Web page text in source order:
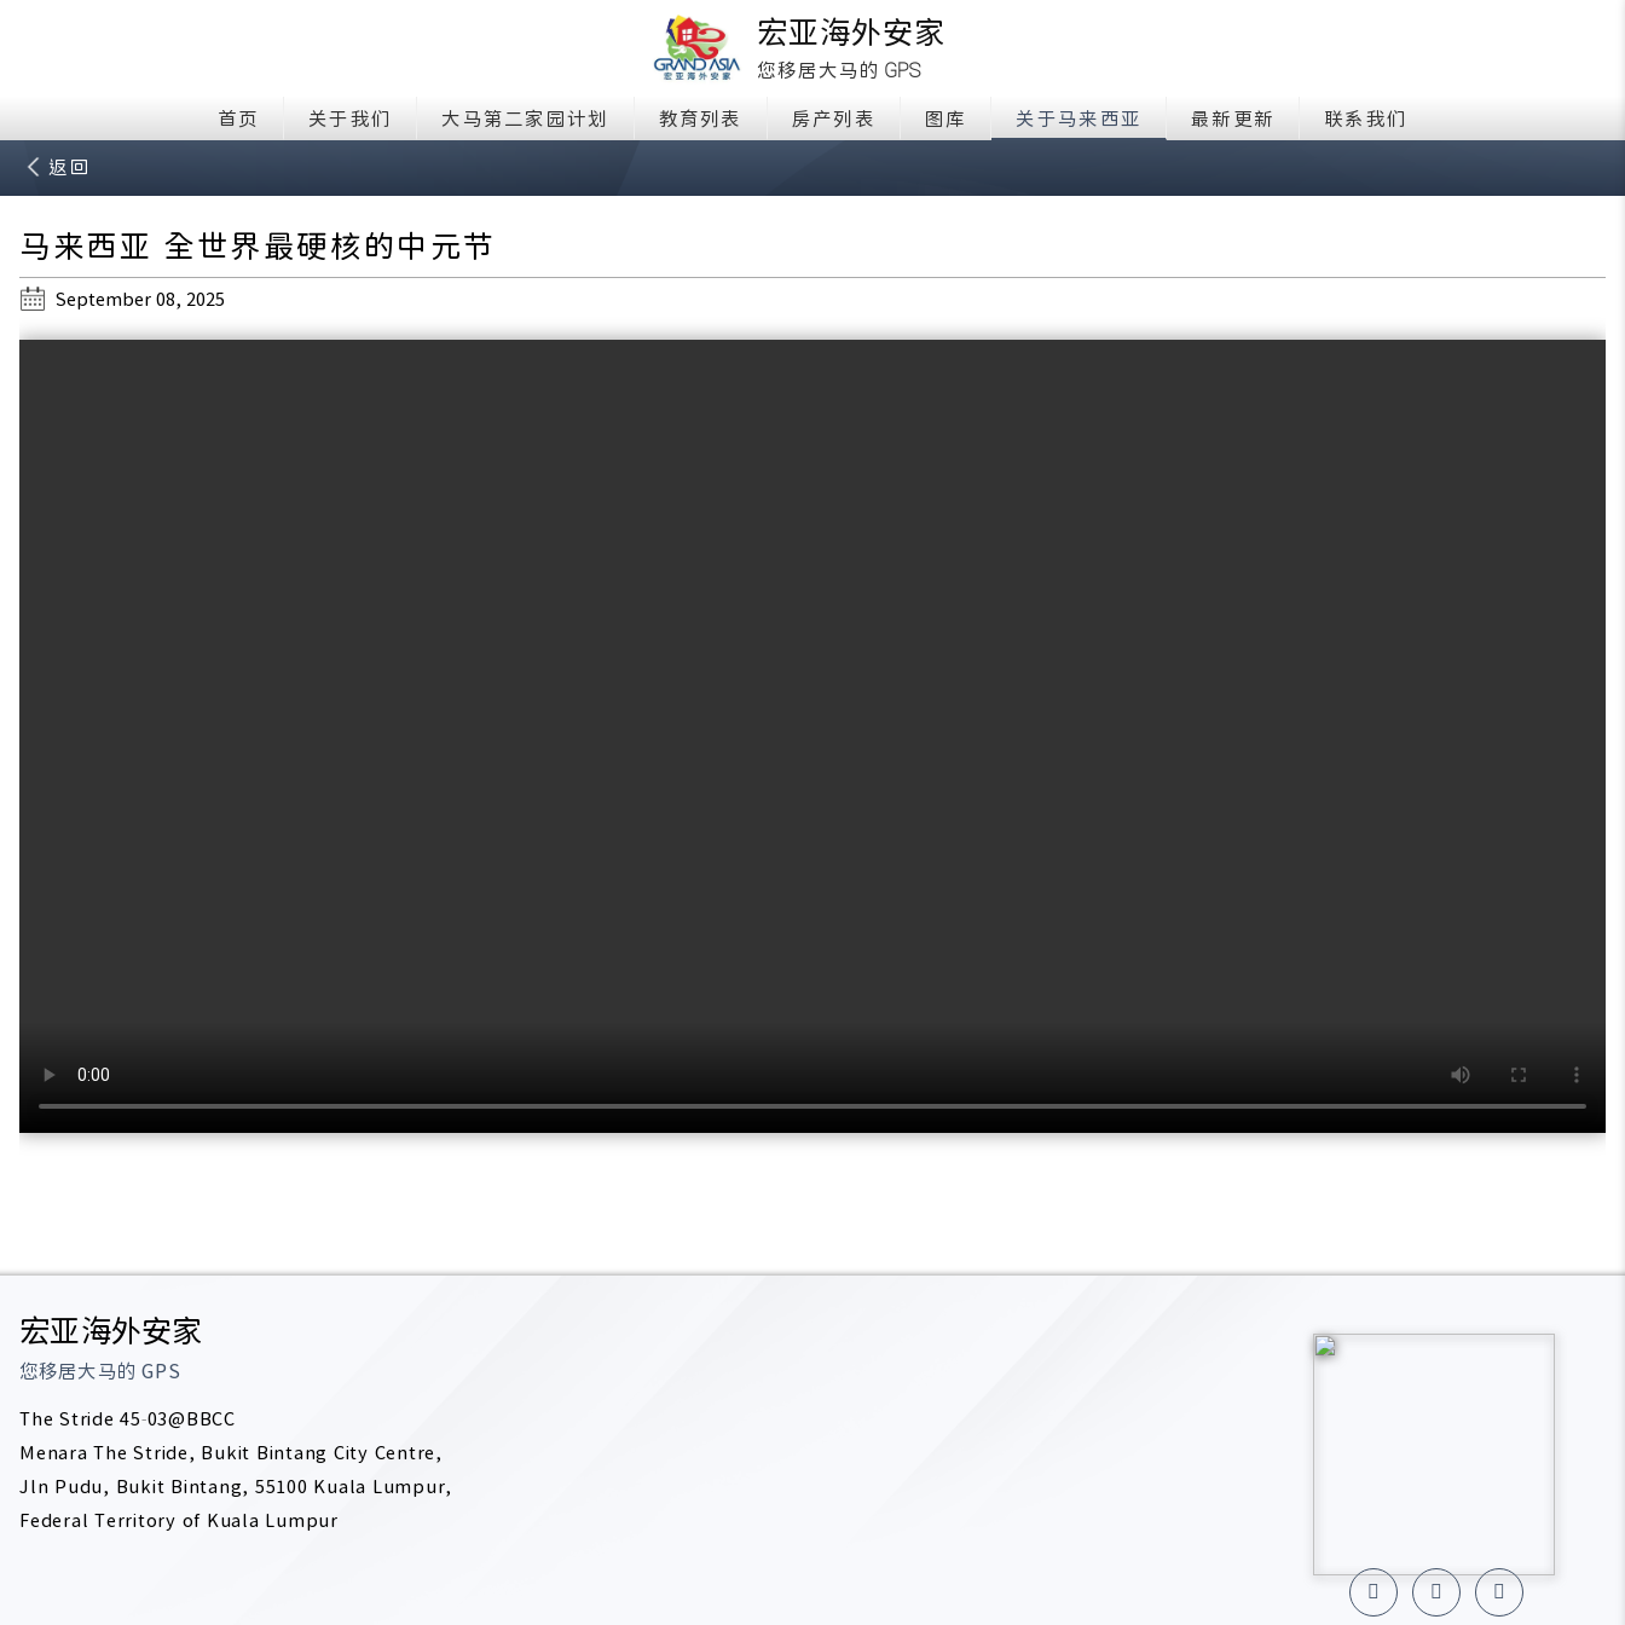
宏亚海外安家
您移居大马的 GPS
首页 关于我们 大马第二家园计划 教育列表 房产列表 图库 关于马来西亚 最新更新 联系我们
返回
马来西亚 全世界最硬核的中元节
September 08, 2025
宏亚海外安家
您移居大马的GPS
The Stride 45-03@BBCC
Menara The Stride, Bukit Bintang City Centre,
Jln Pudu, Bukit Bintang, 55100 Kuala Lumpur,
Federal Territory of Kuala Lumpur